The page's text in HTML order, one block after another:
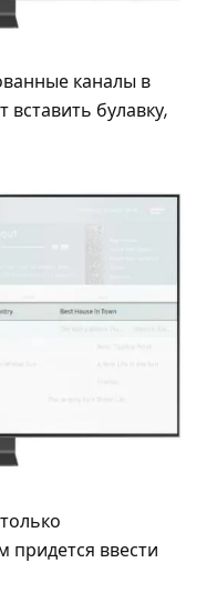
каналы в
вставить булавку,
придется ввести